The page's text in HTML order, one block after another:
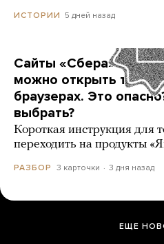
ИСТОРИИ 5 дней назад
Сайты «Сбера» и
можно открыть
браузерах. Это
выбрать?
Короткая инструкция для
переходить на продукты
РАЗБОР 3 карточки 3 дня назад
ЕЩЕ